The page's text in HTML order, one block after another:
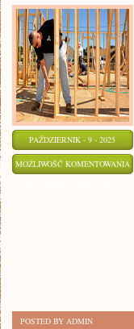
PAŹDZIERNIK - 9 - 2025
MOŻLIWOŚĆ KOMENTOWANIA
POSTED BY ADMIN